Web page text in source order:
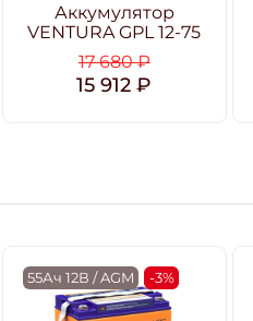
Аккумулятор
VENTURA GPL 12-75
17 680 ₽
15 912 ₽
55Ач 12В / AGM -3%